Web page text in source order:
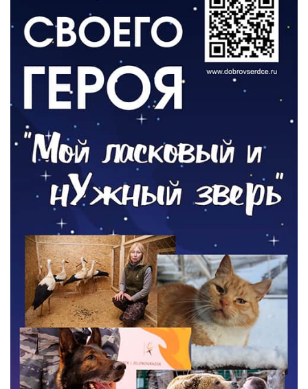
ВЛАСТЬ
Новый учебный год и готовность к
отопительному сезону
06.08.2026
РАЗЪЯСНЯЕМ
Где хранить велосипед?
06.08.2026